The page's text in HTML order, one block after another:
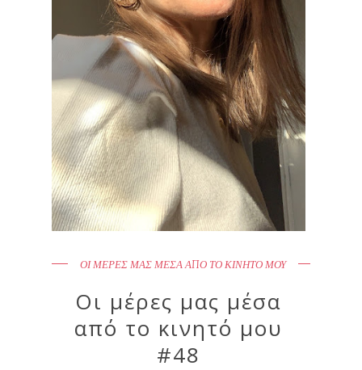
ΟΙ ΜΕΡΕΣ ΜΑΣ ΜΕΣΑ ΑΠΟ ΤΟ ΚΙΝΗΤΟ ΜΟΥ
Οι μέρες μας μέσα
από το κινητό μου
#48